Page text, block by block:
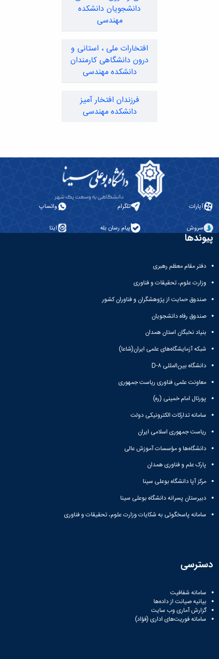
دانشجویان دانشکده
مهندسی
افتخارات ملی ، استانی و
درون دانشگاهی کارمندان
دانشکده مهندسی
فرزندان افتخار آمیز
دانشکده مهندسی
آپارات تلگرام واتساپ
سروش پیام رسان بله ایتا
پیوندها
دفتر مقام معظم رهبری
وزارت علوم، تحقیقات و فناوری
صندوق حمایت از پژوهشگران و فناوران کشور
صندوق رفاه دانشجویان
بنیاد نخبگان استان همدان
شبکه آزمایشگاه‌های علمی ایران(شاعا)
دانشگاه بین‌المللی D-۸
معاونت علمی فناوری ریاست جمهوری
پورتال امام خمینی (ره)
سامانه تدارکات الکترونیکی دولت
ریاست جمهوری اسلامی ایران
دانشگاه‌ها و مؤسسات آموزش عالی
پارک علم و فناوری همدان
مرکز آپا دانشگاه بوعلی سینا
دبیرستان پسرانه دانشگاه بوعلی سینا
سامانه پاسخگوئی به شکایات وزارت علوم، تحقیقات و فناوری
دسترسی
سامانه شفافیت
بیانیه صیانت از داده‌ها
گزارش آماری وب‌ سایت
سامانه فوریت‌های اداری (فؤاد)